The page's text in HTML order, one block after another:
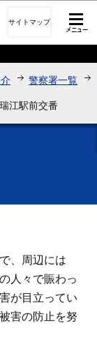
サイトマップ
警察署一覧
瑞江駅前交番
、周辺には
人々で賑わっ
が目立ってい
害の防止を努